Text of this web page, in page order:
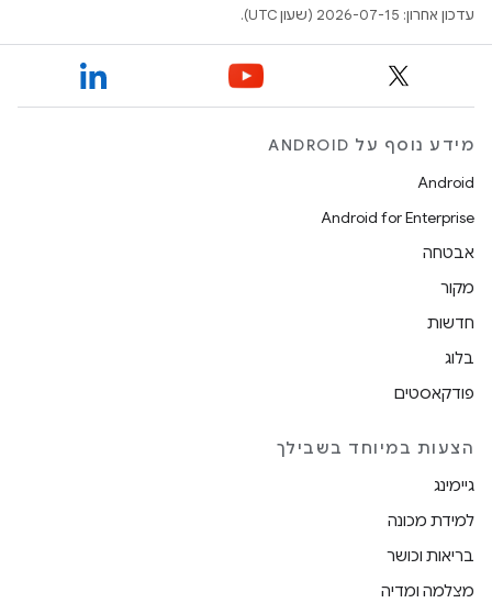
עדכון אחרון: 2026-07-15 (שעון UTC).
מידע נוסף על ANDROID
Android
Android for Enterprise
אבטחה
מקור
חדשות
בלוג
פודקאסטים
הצעות במיוחד בשבילך
גיימינג
למידת מכונה
בריאות וכושר
מצלמה ומדיה